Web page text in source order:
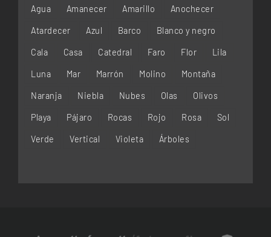
Agua Amanecer Amarillo Anochecer
Atardecer Azul Barco Blanco y negro
Cala Casa Catedral Faro Flor Lila
Luna Mar Marrón Molino Montaña
Naranja Niebla Nubes Olas Olivos
Playa Pájaro Rocas Rojo Rosa Sol
Verde Vertical Violeta Árboles